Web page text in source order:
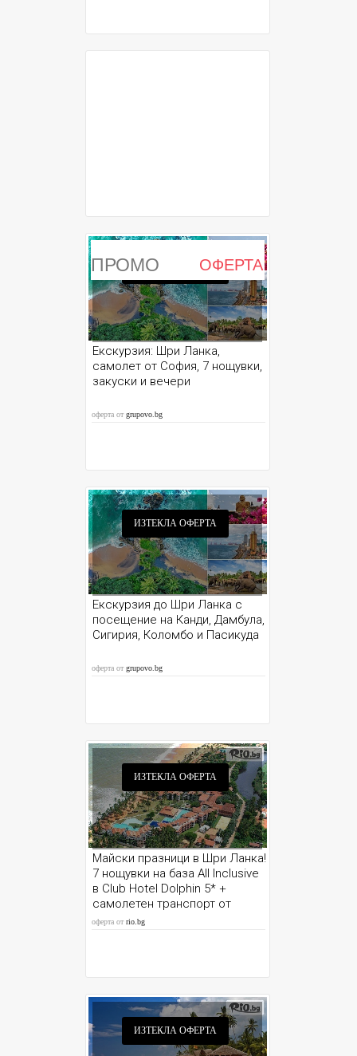
ПРОМО ОФЕРТА
ИЗТЕКЛА ОФЕРТА
Екскурзия: Шри Ланка,
самолет от София, 7 нощувки,
закуски и вечери
оферта отgrupovo.bg
ИЗТЕКЛА ОФЕРТА
Екскурзия до Шри Ланка с
посещение на Канди, Дамбула,
Сигирия, Коломбо и Пасикуда
оферта отgrupovo.bg
ИЗТЕКЛА ОФЕРТА
Майски празници в Шри Ланка!
7 нощувки на база All Inclusive
в Club Hotel Dolphin 5* +
самолетен транспорт от
София и водач
оферта отrio.bg
ИЗТЕКЛА ОФЕРТА